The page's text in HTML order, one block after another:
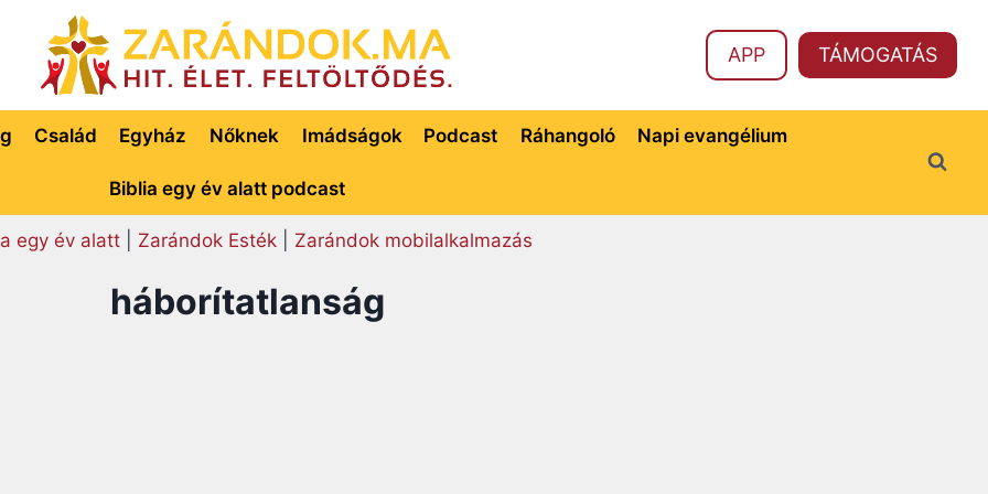
APP TÁMOGATÁS
Család Egyház Nőknek Imádságok Podcast Ráhangoló Napi evangélium
Biblia egy év alatt podcast
egy év alatt| Zarándok Esték| Zarándok mobilalkalmazás
háborítatlanság